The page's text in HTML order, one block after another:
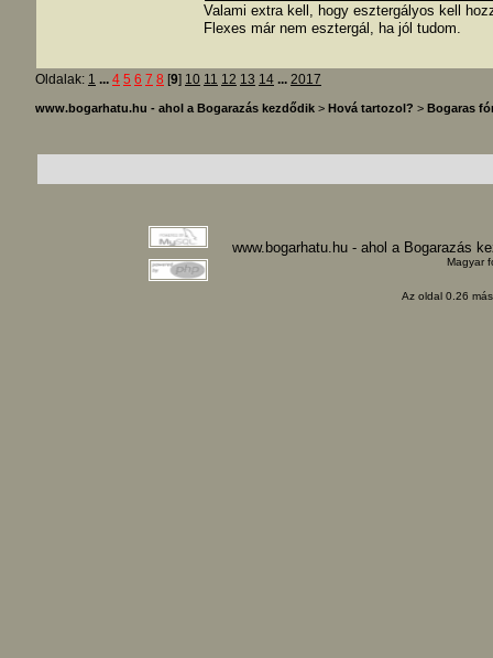
Valami extra kell, hogy esztergályos kell
Flexes már nem esztergál, ha jól tudom.
Oldalak: 1 ... 4 5 6 7 8 [9] 10 11 12 13 14 ... 2017
www.bogarhatu.hu - ahol a Bogarazás kezdődik > Hová tartozol? > Bogaras
www.bogarhatu.hu - ahol a Bogarazás
Magyar
Az oldal 0.26